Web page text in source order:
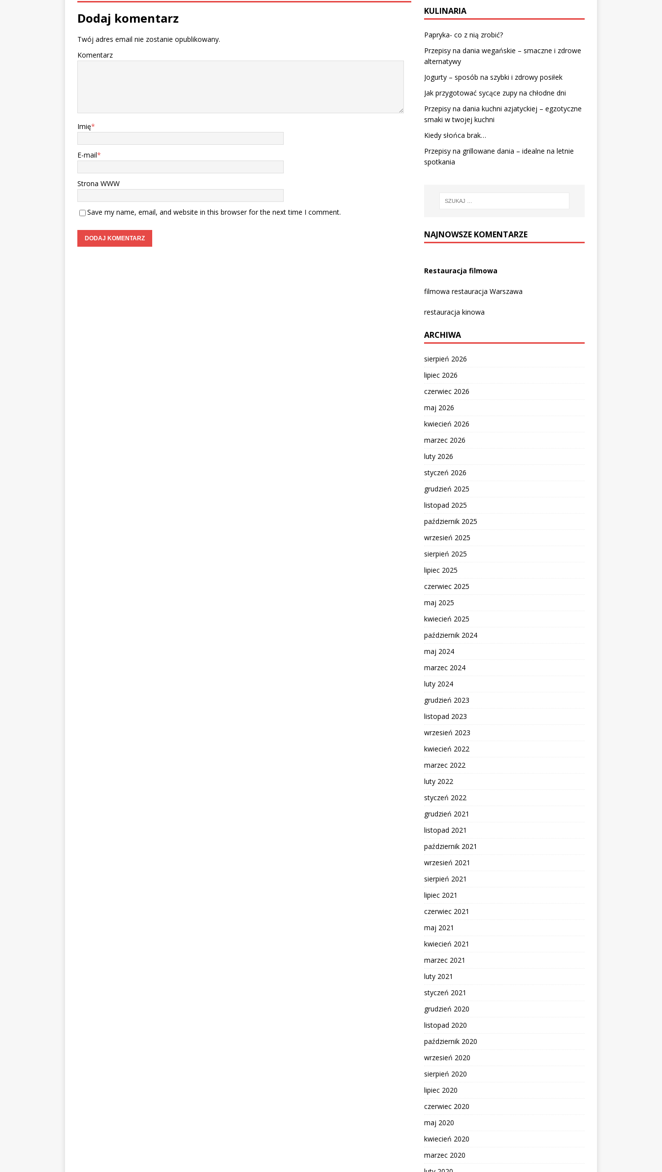
Dodaj komentarz
Twój adres email nie zostanie opublikowany.
Komentarz
Imię*
E-mail*
Strona WWW
Save my name, email, and website in this browser for the next time I comment.
KULINARIA
Papryka- co z nią zrobić?
Przepisy na dania wegańskie – smaczne i zdrowe
alternatywy
Jogurty – sposób na szybki i zdrowy posiłek
Jak przygotować sycące zupy na chłodne dni
Przepisy na dania kuchni azjatyckiej – egzotyczne
smaki w twojej kuchni
Kiedy słońca brak…
Przepisy na grillowane dania – idealne na letnie
spotkania
NAJNOWSZE KOMENTARZE
Restauracja filmowa
filmowa restauracja Warszawa
restauracja kinowa
ARCHIWA
sierpień 2026
lipiec 2026
czerwiec 2026
maj 2026
kwiecień 2026
marzec 2026
luty 2026
styczeń 2026
grudzień 2025
listopad 2025
październik 2025
wrzesień 2025
sierpień 2025
lipiec 2025
czerwiec 2025
maj 2025
kwiecień 2025
październik 2024
maj 2024
marzec 2024
luty 2024
grudzień 2023
listopad 2023
wrzesień 2023
kwiecień 2022
marzec 2022
luty 2022
styczeń 2022
grudzień 2021
listopad 2021
październik 2021
wrzesień 2021
sierpień 2021
lipiec 2021
czerwiec 2021
maj 2021
kwiecień 2021
marzec 2021
luty 2021
styczeń 2021
grudzień 2020
listopad 2020
październik 2020
wrzesień 2020
sierpień 2020
lipiec 2020
czerwiec 2020
maj 2020
kwiecień 2020
marzec 2020